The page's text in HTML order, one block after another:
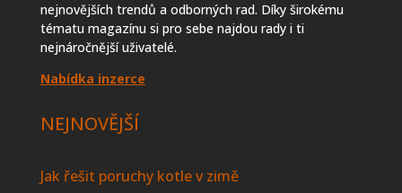
nejnovějších trendů a odborných rad. Díky širokému
tématu magazínu si pro sebe najdou rady i ti
nejnáročnější uživatelé.
Nabídka inzerce
NEJNOVĚJŠÍ
Jak řešit poruchy kotle v zimě